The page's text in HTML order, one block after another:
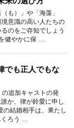
も）」や「海藻」
意識の高い人たちの
のをご存知でしょう
健やかに保 …
でも正人でもな
の追加キャストの発
か、律が鈴愛に申し
の結婚相手は、果たし
ろう …